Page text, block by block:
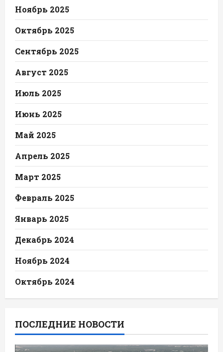
Ноябрь 2025
Октябрь 2025
Сентябрь 2025
Август 2025
Июль 2025
Июнь 2025
Май 2025
Апрель 2025
Март 2025
Февраль 2025
Январь 2025
Декабрь 2024
Ноябрь 2024
Октябрь 2024
ПОСЛЕДНИЕ НОВОСТИ